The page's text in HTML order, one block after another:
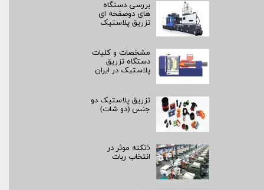
بررسی دستگاه
های دوصفحه ای
تزریق پلاستیک
مشخصات و کلیات
دستگاه تزریق
پلاستیک در ایران
تزریق پلاستیک دو
جنس (دو شات)
5نکته موثر در
انتخاب ربات